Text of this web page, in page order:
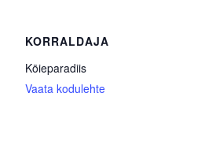
KORRALDAJA
Köieparadiis
Vaata kodulehte